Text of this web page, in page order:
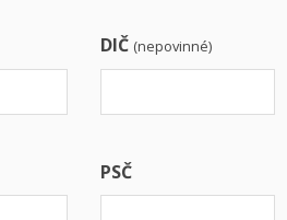
DIČ (nepovinné)
PSČ